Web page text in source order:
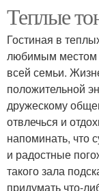
Теплые
Гостиная в
любимым местом
всей семьи.
положительной
дружескому
отвлечься и
напоминать, что
и радостные
такого зала
придумать что-